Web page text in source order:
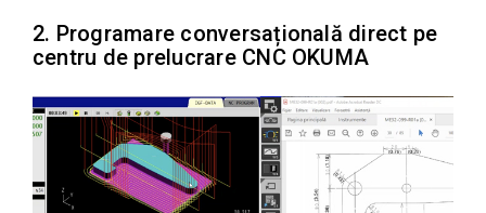
2. Programare conversațională direct pe
centru de prelucrare CNC OKUMA